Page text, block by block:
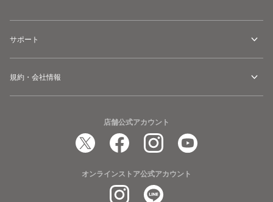
サポート
規約・会社情報
店舗公式アカウント
オンラインストア公式アカウント